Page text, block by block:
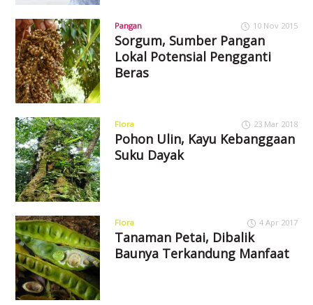
Pangan 10 Nov 2015
Sorgum, Sumber Pangan
Lokal Potensial Pengganti
Beras
Flora 23 Mar 2018
Pohon Ulin, Kayu Kebanggaan
Suku Dayak
Flora 4 Apr 2017
Tanaman Petai, Dibalik
Baunya Terkandung Manfaat